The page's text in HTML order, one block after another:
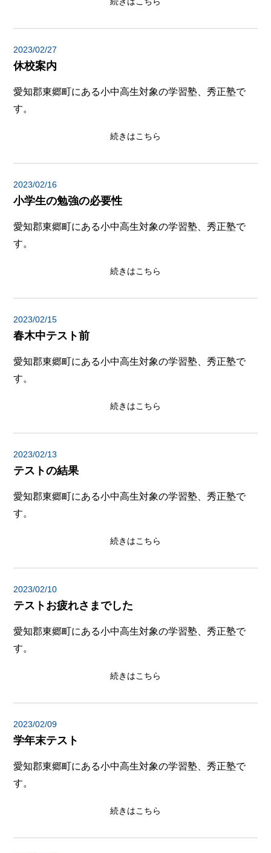
2023/02/27
休校案内
愛知郡東郷町にある小中高生対象の学習塾、秀正塾で
す。
続きはこちら
2023/02/16
小学生の勉強の必要性
愛知郡東郷町にある小中高生対象の学習塾、秀正塾で
す。
続きはこちら
2023/02/15
春木中テスト前
愛知郡東郷町にある小中高生対象の学習塾、秀正塾で
す。
続きはこちら
2023/02/13
テストの結果
愛知郡東郷町にある小中高生対象の学習塾、秀正塾で
す。
続きはこちら
2023/02/10
テストお疲れさまでした
愛知郡東郷町にある小中高生対象の学習塾、秀正塾で
す。
続きはこちら
2023/02/09
学年末テスト
愛知郡東郷町にある小中高生対象の学習塾、秀正塾で
す。
続きはこちら